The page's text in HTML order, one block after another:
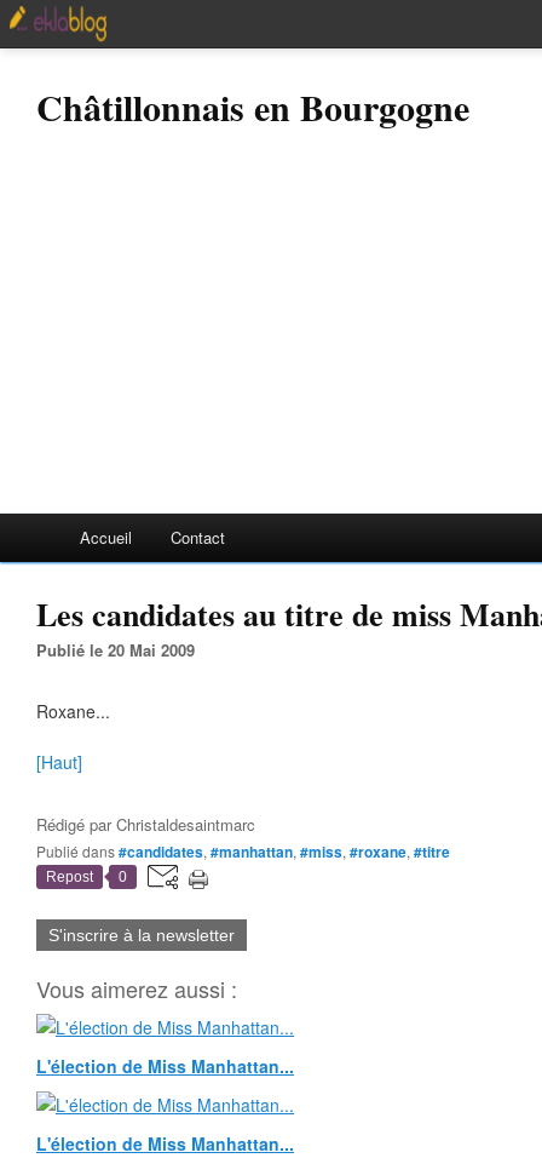
Châtillonnais en Bourgogne
Accueil Contact
Les candidates au titre de miss
Publié le 20 Mai 2009
Roxane...
[Haut]
Rédigé parChristaldesaintmarc
Publié dans#candidates, #manhattan, #miss, #roxane, #titre
Repost 0
S'inscrire à la newsletter
Vous aimerez aussi :
L'élection de Miss Manhattan...
L'élection de Miss Manhattan...